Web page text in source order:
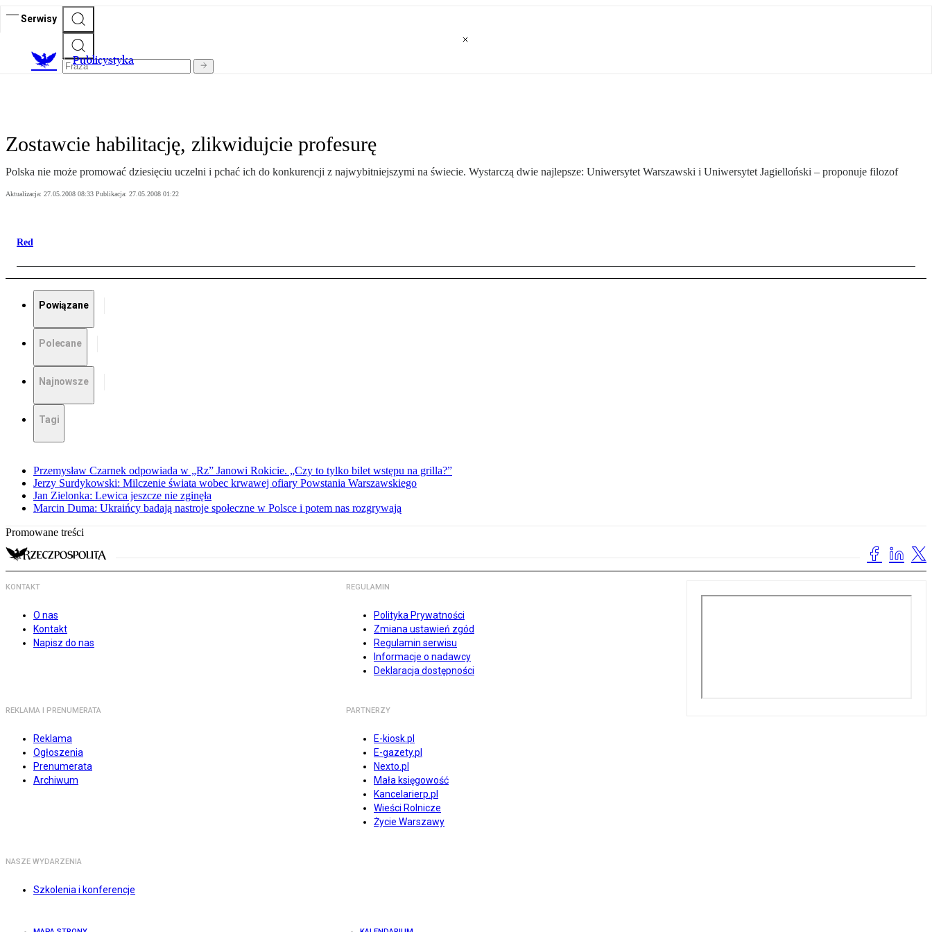
Serwisy
Publicystyka
Zostawcie habilitację, zlikwidujcie profesurę
Polska nie może promować dziesięciu uczelni i pchać ich do konkurencji z najwybitniejszymi na świecie. Wystarczą dwie najlepsze: Uniwersytet Warszawski i Uniwersytet Jagielloński – proponuje filozof
Aktualizacja: 27.05.2008 08:33 Publikacja: 27.05.2008 01:22
Red
Powiązane
Polecane
Najnowsze
Tagi
Przemysław Czarnek odpowiada w „Rz” Janowi Rokicie. „Czy to tylko bilet wstępu na grilla?”
Jerzy Surdykowski: Milczenie świata wobec krwawej ofiary Powstania Warszawskiego
Jan Zielonka: Lewica jeszcze nie zginęła
Marcin Duma: Ukraińcy badają nastroje społeczne w Polsce i potem nas rozgrywają
Promowane treści
KONTAKT
O nas
Kontakt
Napisz do nas
REGULAMIN
Polityka Prywatności
Zmiana ustawień zgód
Regulamin serwisu
Informacje o nadawcy
Deklaracja dostępności
REKLAMA I PRENUMERATA
Reklama
Ogłoszenia
Prenumerata
Archiwum
PARTNERZY
E-kiosk.pl
E-gazety.pl
Nexto.pl
Mała księgowość
Kancelarierp.pl
Wieści Rolnicze
Życie Warszawy
NASZE WYDARZENIA
Szkolenia i konferencje